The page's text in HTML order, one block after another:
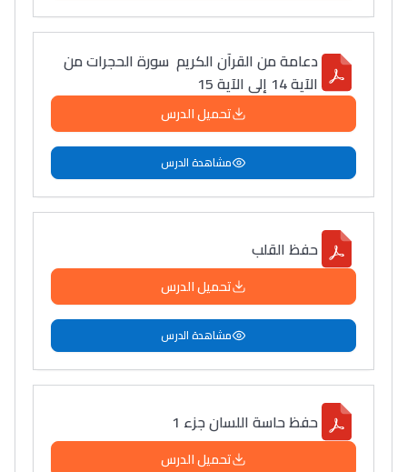
دعامة من القرآن الكريم سورة الحجرات من
الآية 14 إلى الآية 15
تحميل الدرس
مشاهدة الدرس
حفظ القلب
تحميل الدرس
مشاهدة الدرس
حفظ حاسة اللسان جزء 1
تحميل الدرس